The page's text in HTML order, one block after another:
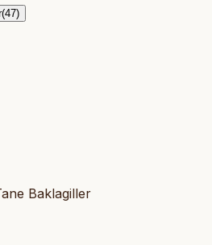
Baklagiller